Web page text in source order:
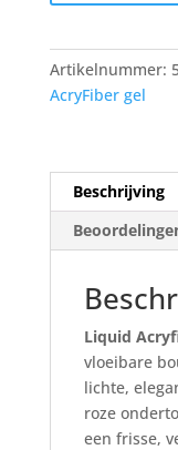
Gel
Skin
aantal
Artikelnummer:
AcryFiber gel
Beschrijving
Liquid
vloeibare
lichte,
roze
een frisse,